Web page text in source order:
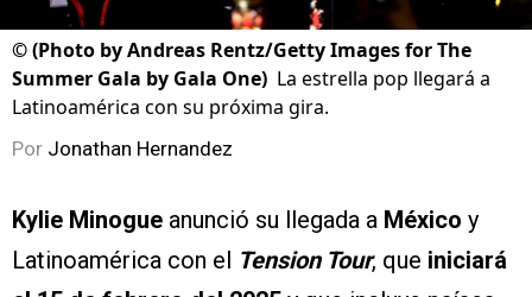
©(Photo by Andreas Rentz/Getty Images for The
Summer Gala by Gala One) La estrella pop llegará a
Latinoamérica con su próxima gira.
Por Jonathan Hernandez
Kylie Minogue anunció su llegada a México y
Latinoamérica con el Tension Tour, que iniciará